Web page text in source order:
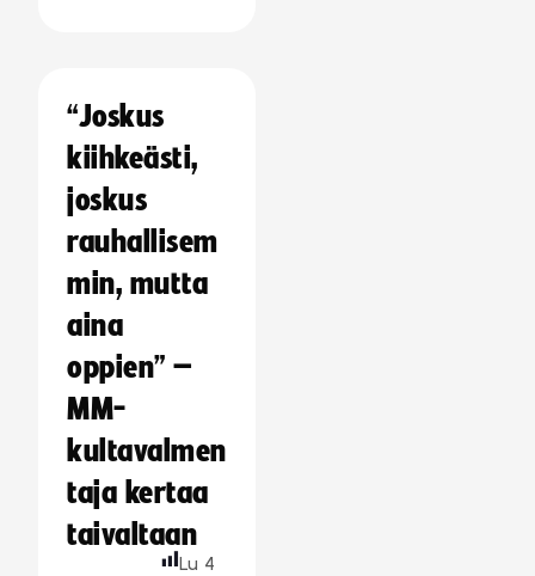
“Joskus
kiihkeästi,
joskus
rauhallisem
min, mutta
aina
oppien” –
MM-
kultavalmen
taja kertaa
taivaltaan
Lu 4